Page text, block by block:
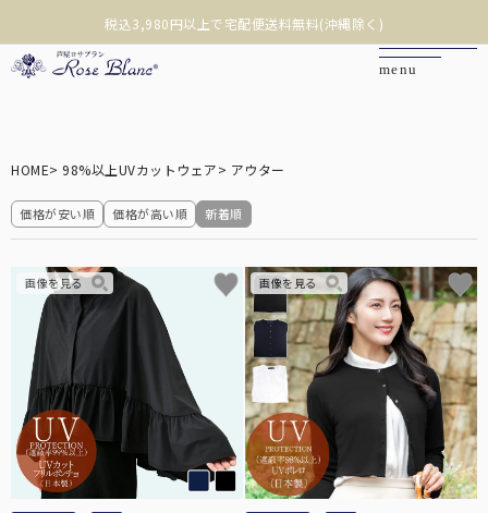
税込3,980円以上で宅配便送料無料(沖縄除く)
マイページ
お問い合わせ
ご利用ガイド
商品を探す
HOME 98%以上UVカットウェア アウター
価格が安い順 価格が高い順 新着順